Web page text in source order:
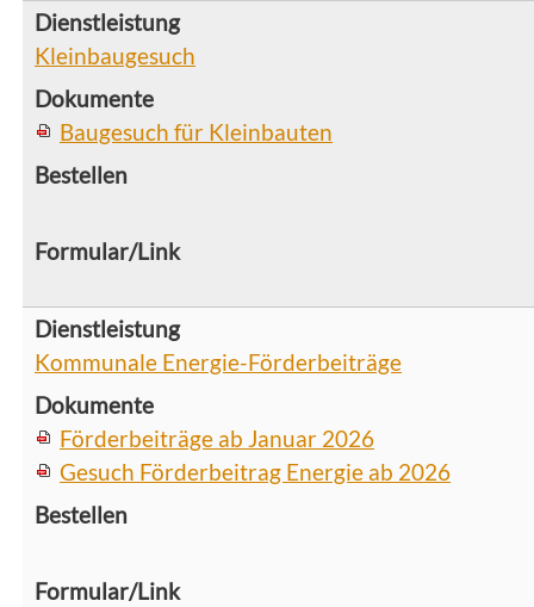
Kleinbaugesuch
Baugesuch für Kleinbauten
Kommunale Energie-Förderbeiträge
Förderbeiträge ab Januar 2026
Gesuch Förderbeitrag Energie ab 2026